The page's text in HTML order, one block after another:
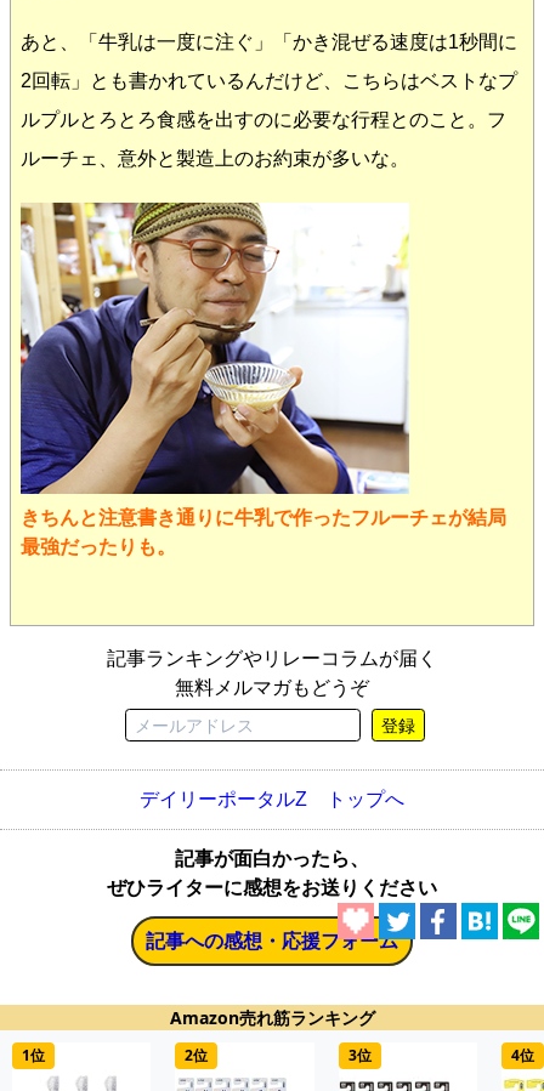
あと、「牛乳は一度に注ぐ」「かき混ぜる速度は1秒間に
2回転」とも書かれているんだけど、こちらはベストなプ
ルプルとろとろ食感を出すのに必要な行程とのこと。フ
ルーチェ、意外と製造上のお約束が多いな。
きちんと注意書き通りに牛乳で作ったフルーチェが結局
最強だったりも。
記事ランキングやリレーコラムが届く
無料メルマガもどうぞ
登録
デイリーポータルZ トップへ
記事が面白かったら、
ぜひライターに感想をお送りください
記事への感想・応援フォーム
Amazon売れ筋ランキング
1位 2位 3位 4位